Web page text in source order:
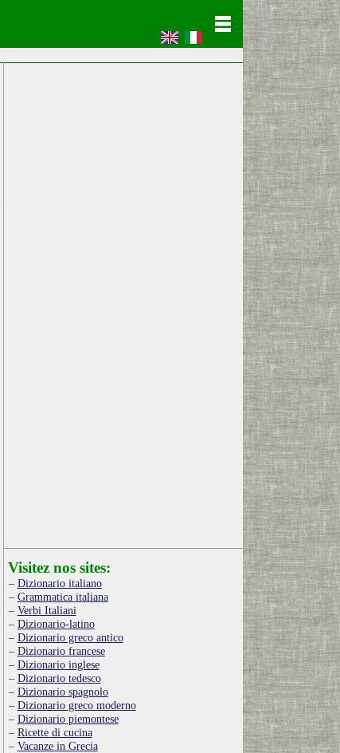
Visitez nos sites:
Dizionario italiano
Grammatica italiana
Verbi Italiani
Dizionario-latino
Dizionario greco antico
Dizionario francese
Dizionario inglese
Dizionario tedesco
Dizionario spagnolo
Dizionario greco moderno
Dizionario piemontese
Ricette di cucina
Vacanze in Grecia